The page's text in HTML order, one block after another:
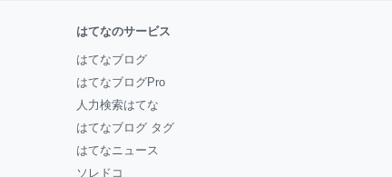
はてなのサービス
はてなブログ
はてなブログPro
人力検索はてな
はてなブログ タグ
はてなニュース
ソレドコ